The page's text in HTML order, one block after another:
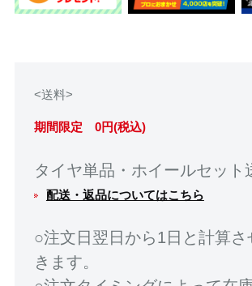
<送料>
期間限定 0円(税込)
タイヤ単品・ホイールセット
配送・返品についてはこちら
○注文日翌日から1日と計算さ
きます。